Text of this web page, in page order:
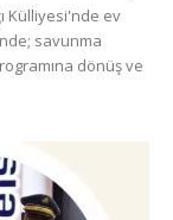
Külliyesi'nde ev
savunma
dönüş ve